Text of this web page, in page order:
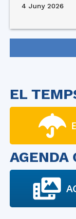
4 Juny 2026
EL
AGENDA